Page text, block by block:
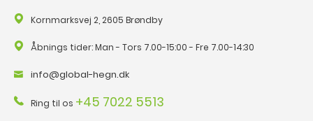
Kornmarksvej 2, 2605 Brøndby
Åbnings tider: Man - Tors 7.00-15:00 - Fre 7.00-14:30
info@global-hegn.dk
Ring til os +45 7022 5513